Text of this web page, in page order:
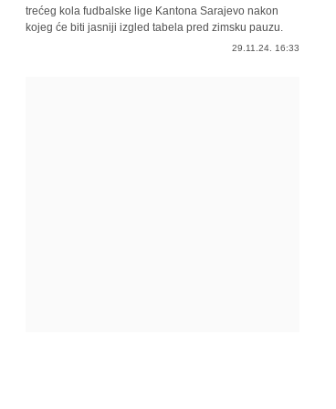
trećeg kola fudbalske lige Kantona Sarajevo nakon
kojeg će biti jasniji izgled tabela pred zimsku pauzu.
29.11.24. 16:33